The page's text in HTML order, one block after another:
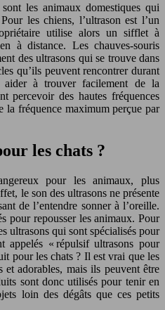
les animaux domestiques qui
les chiens, l’ultrason est l’un
utilise alors un sifflet à
à distance. Les chauves-souris
des ultrasons qui se trouve dans
qu’ils peuvent rencontrer durant
à trouver facilement de la
percevoir des hautes fréquences
la fréquence maximum perçue par
les chats ?
pour les animaux, plus
le son des ultrasons ne présente
de l’entendre sonner à l’oreille.
pour repousser les animaux. Pour
ultrasons qui sont spécialisés pour
appelés « répulsif ultrasons pour
pour les chats ? Il est vrai que les
et adorables, mais ils peuvent être
sont donc utilisés pour tenir en
loin des dégâts que ces petits